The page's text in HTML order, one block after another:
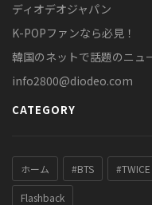
ディオデオジャパン
K-POPファンなら必見！
韓国のネットで話題のニュ
info2800@diodeo.com
CATEGORY
ホーム #BTS #TWICE
Flashback